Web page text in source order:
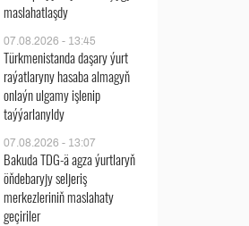
maslahatlaşdy
07.08.2026 - 13:45
Türkmenistanda daşary ýurt
raýatlaryny hasaba almagyň
onlaýn ulgamy işlenip
taýýarlanyldy
07.08.2026 - 13:07
Bakuda TDG-ä agza ýurtlaryň
öňdebaryjy seljeriş
merkezleriniň maslahaty
geçiriler